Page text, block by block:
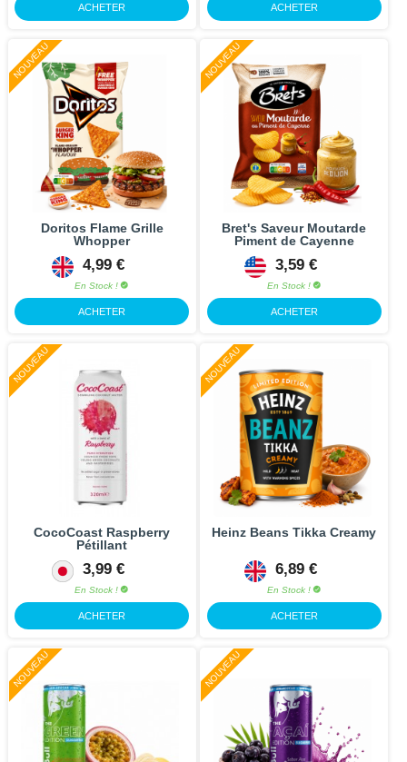
ACHETER ACHETER
NOUVEAU
Doritos Flame Grille
Whopper
4,99 €
En Stock !
ACHETER
NOUVEAU
Bret's Saveur Moutarde
Piment de Cayenne
3,59 €
En Stock !
ACHETER
NOUVEAU
CocoCoast Raspberry
Pétillant
3,99 €
En Stock !
ACHETER
NOUVEAU
Heinz Beans Tikka Creamy
6,89 €
En Stock !
ACHETER
NOUVEAU NOUVEAU